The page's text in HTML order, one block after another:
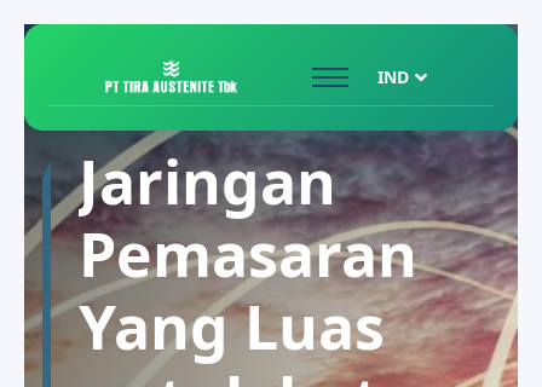
IND
Jaringan
Pemasaran
Yang Luas
Tujuan Kami
adalah
Menjadi